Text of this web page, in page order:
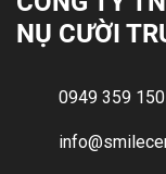
NỤ CƯỜI
0949 359